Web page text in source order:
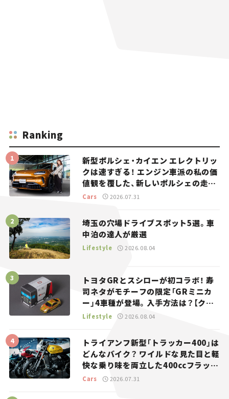
Ranking
新型ポルシェ・カイエン エレクトリッ
クは速すぎる！ エンジン車派の私の価
値観を覆した、新しいポルシェの走
り。
Cars 2026.07.31
埼玉の穴場ドライブスポット5選。車
中泊の達人が厳選
Lifestyle 2026.08.04
トヨタGRとスシローが初コラボ！ 寿
司ネタがモチーフの限定「GRミニカ
ー」4車種が登場。入手方法は？【クル
マとホビー】
Lifestyle 2026.08.04
トライアンフ新型「トラッカー400」は
どんなバイク？ ワイルドな見た目と軽
快な乗り味を両立した400ccフラット
トラッカー【試乗レビュー】
Cars 2026.07.31